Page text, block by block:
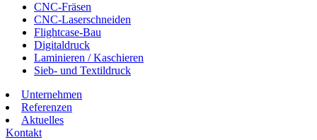
CNC-Fräsen
CNC-Laserschneiden
Flightcase-Bau
Digitaldruck
Laminieren / Kaschieren
Sieb- und Textildruck
Unternehmen
Referenzen
Aktuelles
Kontakt